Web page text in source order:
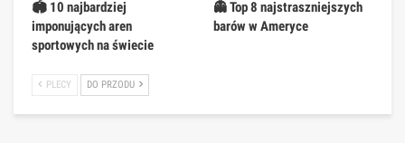
🏟️ 10 najbardziej
imponujących aren
sportowych na świecie
👻 Top 8 najstraszniejszych
barów w Ameryce
PLECY DO PRZODU